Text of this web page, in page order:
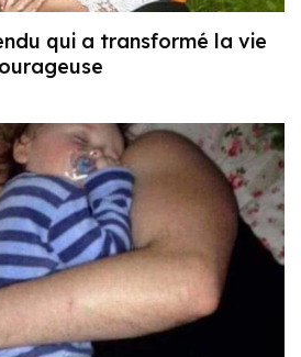
qui a transformé la vie